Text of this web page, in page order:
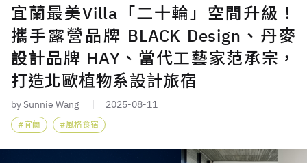
宜蘭最美Villa「二十輪」空間升級！
攜手露營品牌 BLACK Design、丹麥
設計品牌 HAY、當代工藝家范承宗，
打造北歐植物系設計旅宿
by Sunnie Wang 2025-08-11
宜蘭 風格食宿